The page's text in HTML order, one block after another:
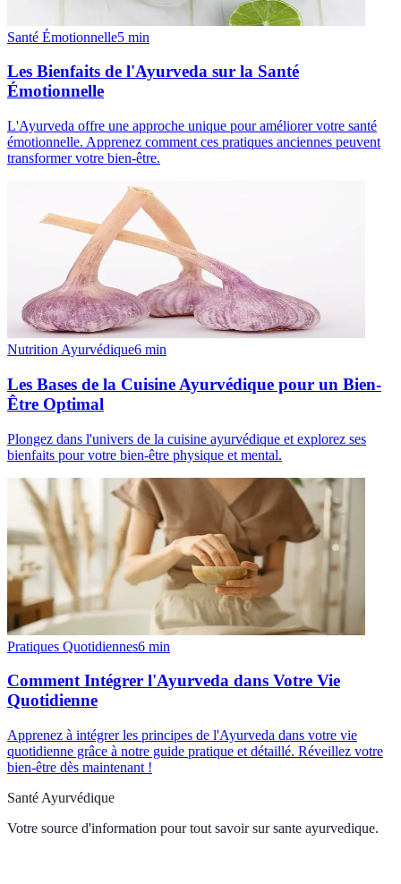
Santé Émotionnelle5 min
Les Bienfaits de l'Ayurveda sur la Santé
Émotionnelle
L'Ayurveda offre une approche unique pour améliorer votre santé
émotionnelle. Apprenez comment ces pratiques anciennes peuvent
transformer votre bien-être.
Nutrition Ayurvédique6 min
Les Bases de la Cuisine Ayurvédique pour un Bien-
Être Optimal
Plongez dans l'univers de la cuisine ayurvédique et explorez ses
bienfaits pour votre bien-être physique et mental.
Pratiques Quotidiennes6 min
Comment Intégrer l'Ayurveda dans Votre Vie
Quotidienne
Apprenez à intégrer les principes de l'Ayurveda dans votre vie
quotidienne grâce à notre guide pratique et détaillé. Réveillez votre
bien-être dès maintenant !
Santé Ayurvédique
Votre source d'information pour tout savoir sur sante ayurvedique.